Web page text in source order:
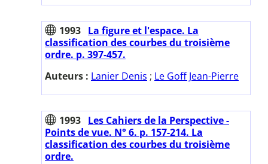
1993 La figure et l'espace. La
classification des courbes du troisième
ordre. p. 397-457.
Auteurs : Lanier Denis ; Le Goff Jean-Pierre
1993 Les Cahiers de la Perspective -
Points de vue. N° 6. p. 157-214. La
classification des courbes du troisième
ordre.